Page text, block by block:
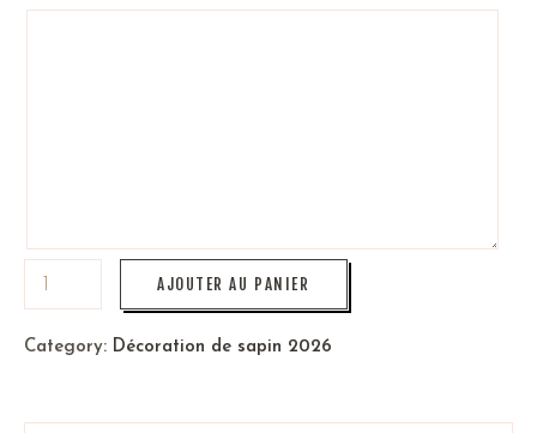
AJOUTER AU PANIER
Category: Décoration de sapin 2026